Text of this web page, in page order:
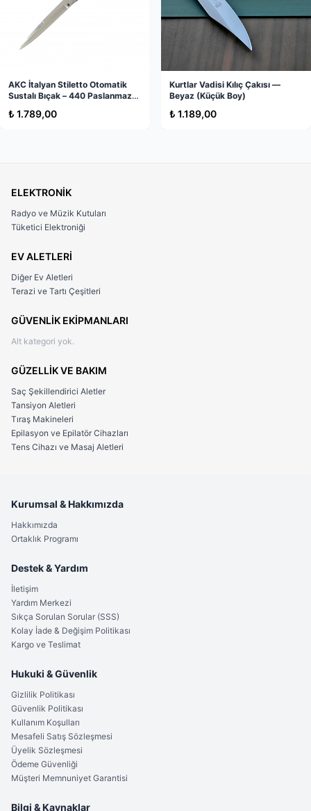
alabilecek bir
hem de nostaljik bir
koleksiyon parçasıdır.
Bazı Kullanım Alanları
Zorlu doğa şartlarındakamp bıçağı
olarak güvenle kullanılabilir.
○ Koleksiyon: SSCB hatıra çakısıolarak tüm
hediyesidir.
Güven Veren Yapı
kalır ve kaza riskini minimuma indirir.
Dayanıklılık ve Kalite
sunarak, her türlü görevde direnç gösterir.
Bakımına dikkat edildiğinde nesilden nesile
aktarabileceğiniz, zamansız bir çelik kalitesine ve tasarıma
sahiptir.
Üstün Malzeme Yapısı
Keskinliğini uzun süre koruyan ağız yapısı,
sunar.
Kaliteyi Hissettiren Tasarım
Elinize aldığınız anda kaliteli materyallerin, soğuk çelikle
olan o eşsiz uyumunu ve işçiliğini derinlemesine
Koleksiyonerler, özellikle
dengesini,ergonomik tutuşu
sunduğu taşıma konforunu "kusursuz" olarak
tanımlamaktadır.
Uzman Görüşü: Kalitelial.com Güvencesi
AKC İtalyan Stiletto Otomatik
Sustalı Bıçak – 440 Paslanmaz
₺ 1.789,00
Kurtlar Vadisi Kılıç Çakısı —
Beyaz (Küçük Boy)
₺ 1.189,00
ELEKTRONİK
Radyo ve Müzik Kutuları
Tüketici Elektroniği
EV ALETLERİ
Diğer Ev Aletleri
Terazi ve Tartı Çeşitleri
GÜVENLİK EKİPMANLARI
Alt kategori yok.
GÜZELLİK VE BAKIM
Saç Şekillendirici Aletler
Tansiyon Aletleri
Tıraş Makineleri
Epilasyon ve Epilatör Cihazları
Tens Cihazı ve Masaj Aletleri
Kurumsal & Hakkımızda
Hakkımızda
Ortaklık Programı
Destek & Yardım
İletişim
Yardım Merkezi
Sıkça Sorulan Sorular (SSS)
Kolay İade & Değişim Politikası
Kargo ve Teslimat
Hukuki & Güvenlik
Gizlilik Politikası
Güvenlik Politikası
Kullanım Koşulları
Mesafeli Satış Sözleşmesi
Üyelik Sözleşmesi
Ödeme Güvenliği
Müşteri Memnuniyet Garantisi
Bilgi & Kaynaklar